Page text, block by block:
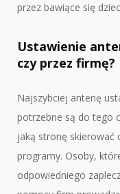
przez bawiące się
Ustawienie
czy przez firmę?
Najszybciej antenę
potrzebne są do tego
jaką stronę skierować
programy. Osoby,
odpowiedniego